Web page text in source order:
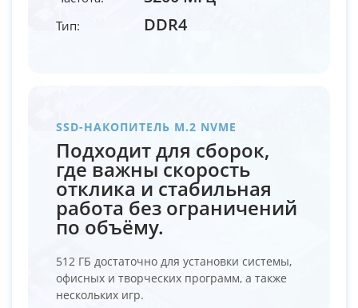
Тип: DDR4
SSD-НАКОПИТЕЛЬ M.2 NVME
Подходит для сборок,
где важны скорость
отклика и стабильная
работа без ограничений
по объёму.
512 ГБ достаточно для установки системы,
офисных и творческих программ, а также
нескольких игр.